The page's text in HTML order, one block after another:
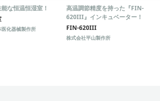
な恒温恒湿室！
化器械製作所
高温調節精度を持った『FIN-
620III』インキュベーター！
FIN-620III
株式会社平山製作所